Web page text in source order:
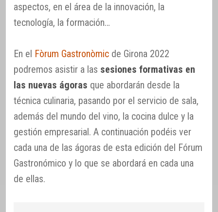
aspectos, en el área de la innovación, la
tecnología, la formación…
En el Fòrum Gastronòmic de Girona 2022
podremos asistir a las sesiones formativas en
las nuevas ágoras que abordarán desde la
técnica culinaria, pasando por el servicio de sala,
además del mundo del vino, la cocina dulce y la
gestión empresarial. A continuación podéis ver
cada una de las ágoras de esta edición del Fórum
Gastronómico y lo que se abordará en cada una
de ellas.